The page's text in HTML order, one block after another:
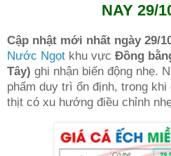
NAY 29/
Cập nhật mới nhất ngày 29/
Nước Ngọt khu vực Đồng
Tây) ghi nhận biến động nhẹ.
phẩm duy trì ổn định, trong
thịt có xu hướng điều chỉnh